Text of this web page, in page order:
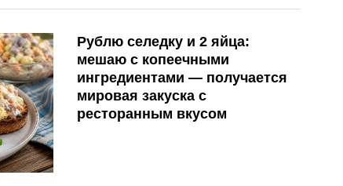
Рублю селедку и 2 яйца:
мешаю с копеечными
ингредиентами — получается
мировая закуска с
ресторанным вкусом